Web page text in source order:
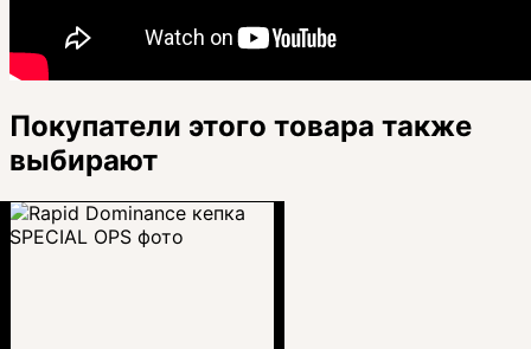
Покупатели этого товара также
выбирают